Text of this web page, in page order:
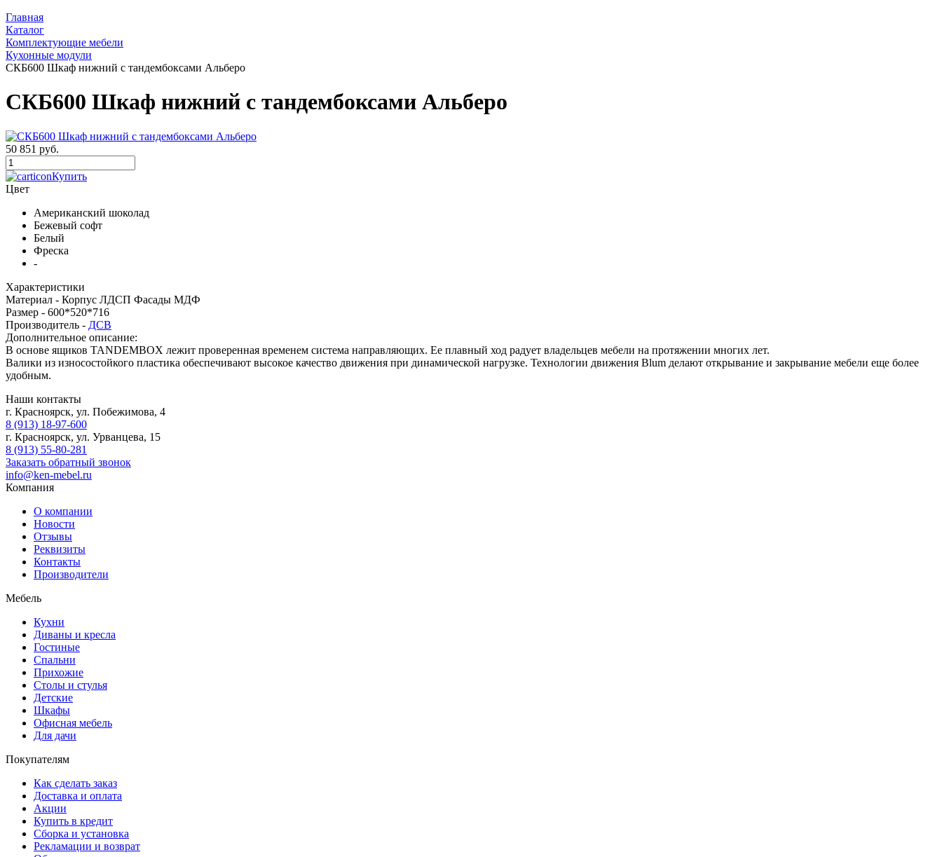
Главная
Каталог
Комплектующие мебели
Кухонные модули
СКБ600 Шкаф нижний с тандембоксами Альберо
СКБ600 Шкаф нижний с тандембоксами Альберо
50 851 руб.
Купить
Цвет
Американский шоколад
Бежевый софт
Белый
Фреска
-
Характеристики
Материал - Корпус ЛДСП Фасады МДФ
Размер - 600*520*716
Производитель - ДСВ
Дополнительное описание:
В основе ящиков TANDEMBOX лежит проверенная временем система направляющих. Ее плавный ход радует владельцев мебели на протяжении многих лет.
Валики из износостойкого пластика обеспечивают высокое качество движения при динамической нагрузке. Технологии движения Blum делают открывание и закрывание мебели еще более
удобным.
Наши контакты
г. Красноярск, ул. Побежимова, 4
8 (913) 18-97-600
г. Красноярск, ул. Урванцева, 15
8 (913) 55-80-281
Заказать обратный звонок
info@ken-mebel.ru
Компания
О компании
Новости
Отзывы
Реквизиты
Контакты
Производители
Мебель
Кухни
Диваны и кресла
Гостиные
Спальни
Прихожие
Столы и стулья
Детские
Шкафы
Офисная мебель
Для дачи
Покупателям
Как сделать заказ
Доставка и оплата
Акции
Купить в кредит
Сборка и установка
Рекламации и возврат